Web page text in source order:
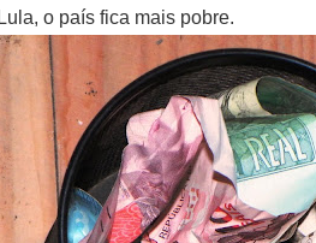
o país fica mais pobre.